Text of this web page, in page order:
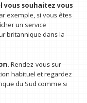
vous souhaitez vous
exemple, si vous êtes
un service
britannique dans la
Rendez-vous sur
habituel et regardez
du Sud comme si